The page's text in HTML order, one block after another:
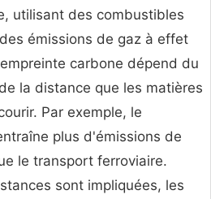
utilisant des combustibles
émissions de gaz à effet
carbone dépend du
la distance que les matières
Par exemple, le
plus d'émissions de
le transport ferroviaire.
sont impliquées, les